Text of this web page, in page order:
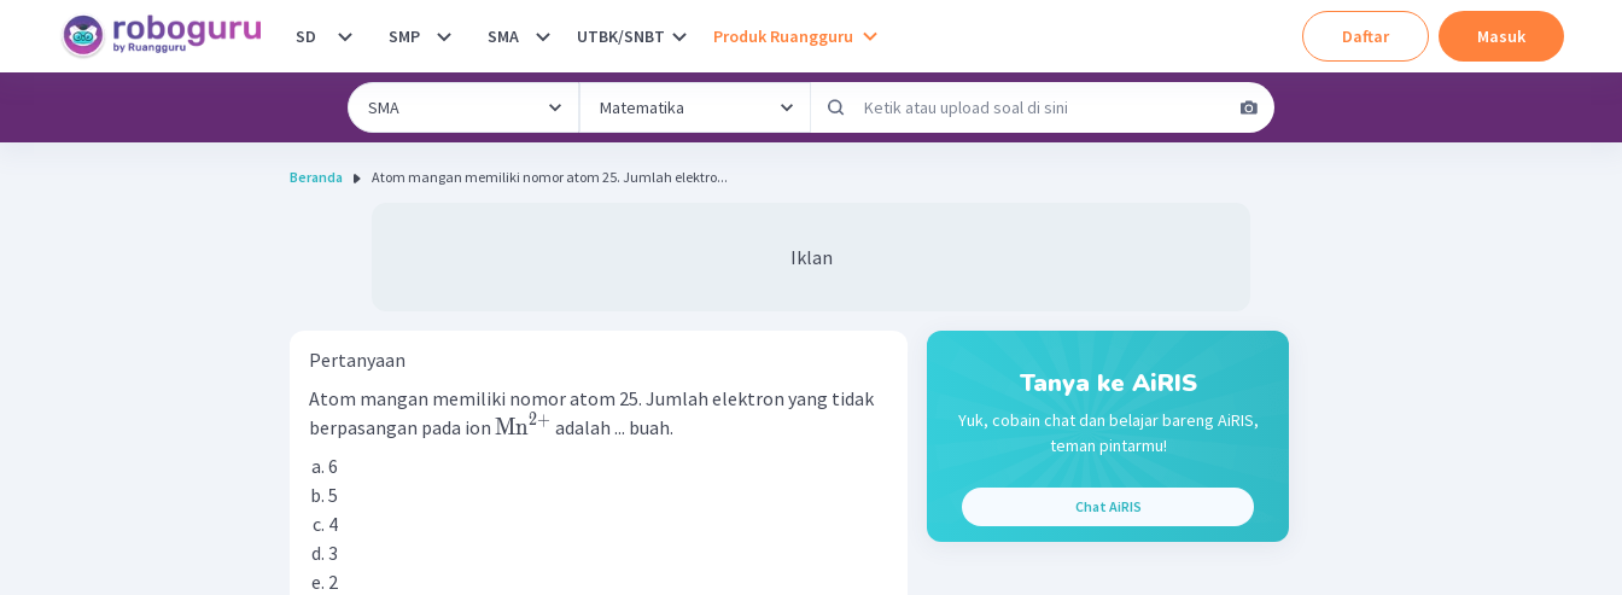
SD SMP SMA UTBK/SNBT Produk Ruangguru Daftar Masuk
Beranda Atom mangan memiliki nomor atom 25. Jumlah elektro...
Iklan
Pertanyaan
Atom mangan memiliki nomor atom 25. Jumlah elektron yang tidak
berpasangan pada ion Mn2+ adalah ... buah.
6
5
4
3
2
Tanya ke AiRIS
Yuk, cobain chat dan belajar bareng AiRIS,
teman pintarmu!
Chat AiRIS